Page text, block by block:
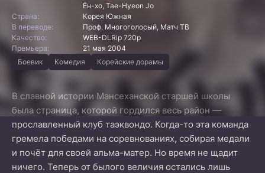
Ён-хо, Tae-Hyeon Jo
Страна:
Корея Южная
В переводе:
Проф. Многоголосый, Матч ТВ
Качество:
WEB-DLRip 720p
Премьера:
21 мая 2004
Боевик
Комедия Корейские дорамы
В славной истории Мансеханской старшей школы
была страница, которой гордился весь район —
прославленный клуб таэквондо. Когда-то эта команда
гремела победами на соревнованиях, собирая медали
и почёт для своей альма-матер. Но время не щадит
ничего. Теперь от былого величия остались лишь